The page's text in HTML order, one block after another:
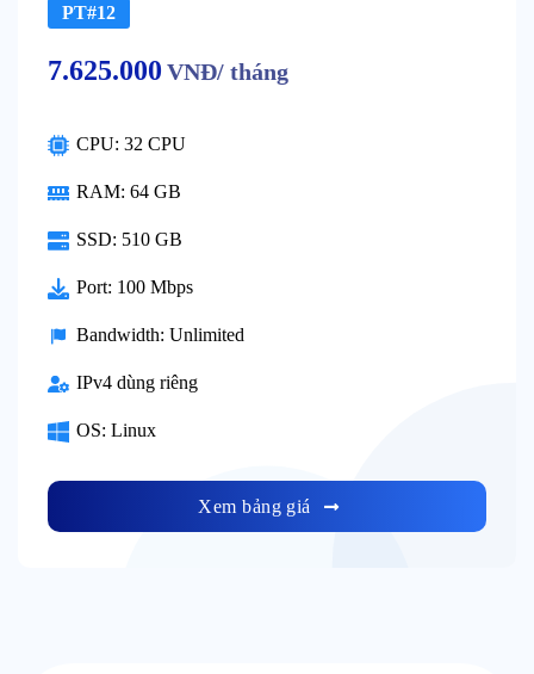
PT#12
7.625.000 VNĐ/ tháng
CPU: 32 CPU
RAM: 64 GB
SSD: 510 GB
Port: 100 Mbps
Bandwidth: Unlimited
IPv4 dùng riêng
OS: Linux
Xem bảng giá